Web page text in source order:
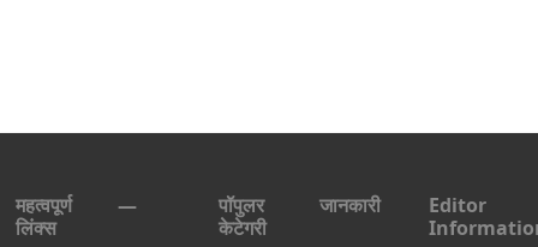
महत्वपूर्ण
लिंक्स
—
पॉपुलर
केटेगरी
जानकारी
Editor